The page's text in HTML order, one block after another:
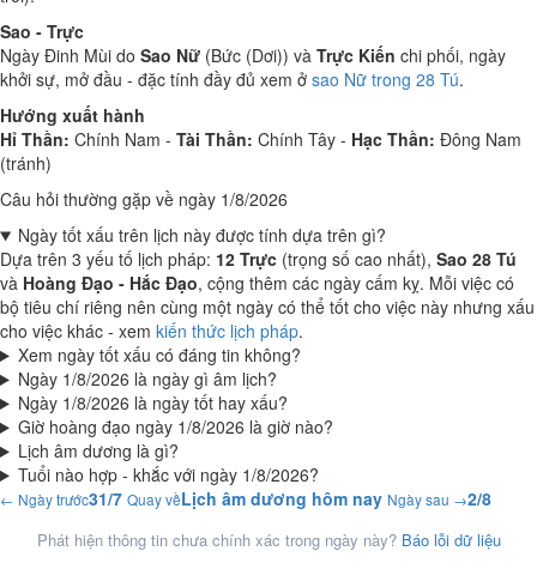
Sao - Trực
Ngày Đinh Mùi do Sao Nữ (Bức (Dơi)) và Trực Kiến chi phối, ngày
khởi sự, mở đầu - đặc tính đầy đủ xem ở sao Nữ trong 28 Tú.
Hướng xuất hành
Hỉ Thần: Chính Nam - Tài Thần: Chính Tây - Hạc Thần: Đông Nam
(tránh)
Câu hỏi thường gặp về ngày 1/8/2026
Ngày tốt xấu trên lịch này được tính dựa trên gì?
Dựa trên 3 yếu tố lịch pháp: 12 Trực (trọng số cao nhất), Sao 28 Tú
và Hoàng Đạo - Hắc Đạo, cộng thêm các ngày cấm kỵ. Mỗi việc có
bộ tiêu chí riêng nên cùng một ngày có thể tốt cho việc này nhưng xấu
cho việc khác - xem kiến thức lịch pháp.
Xem ngày tốt xấu có đáng tin không?
Ngày 1/8/2026 là ngày gì âm lịch?
Ngày 1/8/2026 là ngày tốt hay xấu?
Giờ hoàng đạo ngày 1/8/2026 là giờ nào?
Lịch âm dương là gì?
Tuổi nào hợp - khắc với ngày 1/8/2026?
← Ngày trước31/7 Quay vềLịch âm dương hôm nay Ngày sau →2/8
Phát hiện thông tin chưa chính xác trong ngày này? Báo lỗi dữ liệu